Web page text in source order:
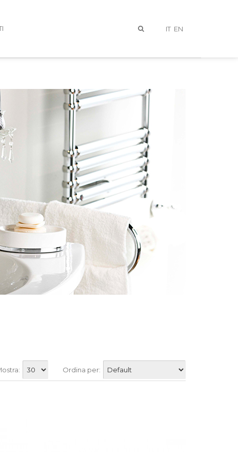
IT EN
Ordina per: